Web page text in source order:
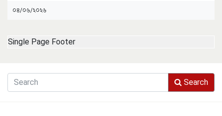
০৪/০৬/২০২৬
Single Page Footer
Search